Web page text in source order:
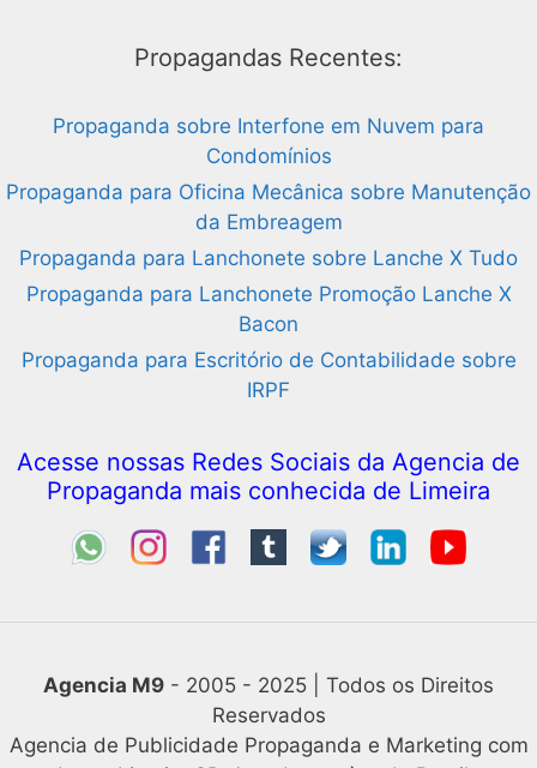
Propagandas Recentes:
Propaganda sobre Interfone em Nuvem para
Condomínios
Propaganda para Oficina Mecânica sobre Manutenção
da Embreagem
Propaganda para Lanchonete sobre Lanche X Tudo
Propaganda para Lanchonete Promoção Lanche X
Bacon
Propaganda para Escritório de Contabilidade sobre
IRPF
Acesse nossas Redes Sociais da Agencia de
Propaganda mais conhecida de Limeira
Agencia M9 - 2005 - 2025 | Todos os Direitos
Reservados
Agencia de Publicidade Propaganda e Marketing com